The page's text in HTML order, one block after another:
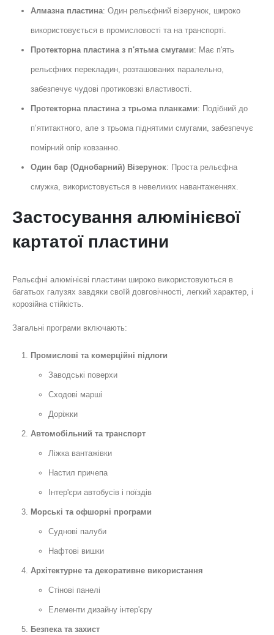
Алмазна пластина: Один рельєфний візерунок, широко
використовується в промисловості та на транспорті.
Протекторна пластина з п'ятьма смугами: Має п'ять
рельєфних перекладин, розташованих паралельно,
забезпечує чудові протиковзкі властивості.
Протекторна пластина з трьома планками: Подібний до
п’ятитактного, але з трьома піднятими смугами, забезпечує
помірний опір ковзанню.
Один бар (Однобарний) Візерунок: Проста рельєфна
смужка, використовується в невеликих навантаженнях.
Застосування алюмінієвої
картатої пластини
Рельєфні алюмінієві пластини широко використовуються в
багатьох галузях завдяки своїй довговічності, легкий характер, і
корозійна стійкість.
Загальні програми включають:
Промислові та комерційні підлоги
Заводські поверхи
Сходові марші
Доріжки
Автомобільний та транспорт
Ліжка вантажівки
Настил причепа
Інтер'єри автобусів і поїздів
Морські та офшорні програми
Суднові палуби
Нафтові вишки
Архітектурне та декоративне використання
Стінові панелі
Елементи дизайну інтер'єру
Безпека та захист